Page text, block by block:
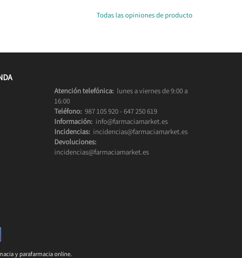
Todas las opiniones de producto
Atención telefónica: lunes a viernes de 9:00 a
16:00
Teléfono: 987 105 920- 647 250 619
Información: info@farmaciamarket.es
Incidencias: incidencias@farmaciamarket.es
Devoluciones:
incidencias@farmaciamarket.es
y parafarmacia online.